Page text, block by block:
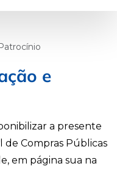
e
a presente
Compras Públicas
em página sua na